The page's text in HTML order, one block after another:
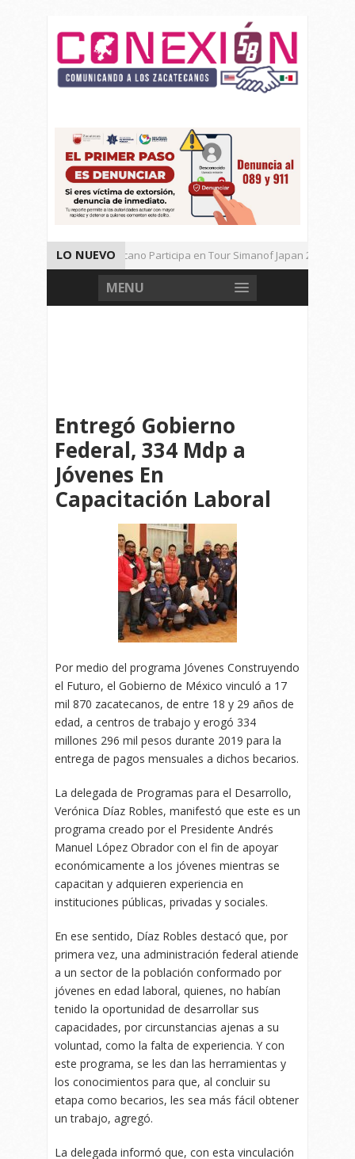
LO NUEVO
Universitario Zacatecano Participa en Tour Simanof Japan 2026
Implementa SAMA Estrategia de Reciclaje con Empresa PetStar
MENU
Entregó Gobierno
Federal, 334 Mdp a
Jóvenes En
Capacitación Laboral
Por medio del programa Jóvenes Construyendo
el Futuro, el Gobierno de México vinculó a 17
mil 870 zacatecanos, de entre 18 y 29 años de
edad, a centros de trabajo y erogó 334
millones 296 mil pesos durante 2019 para la
entrega de pagos mensuales a dichos becarios.
La delegada de Programas para el Desarrollo,
Verónica Díaz Robles, manifestó que este es un
programa creado por el Presidente Andrés
Manuel López Obrador con el fin de apoyar
económicamente a los jóvenes mientras se
capacitan y adquieren experiencia en
instituciones públicas, privadas y sociales.
En ese sentido, Díaz Robles destacó que, por
primera vez, una administración federal atiende
a un sector de la población conformado por
jóvenes en edad laboral, quienes, no habían
tenido la oportunidad de desarrollar sus
capacidades, por circunstancias ajenas a su
voluntad, como la falta de experiencia. Y con
este programa, se les dan las herramientas y
los conocimientos para que, al concluir su
etapa como becarios, les sea más fácil obtener
un trabajo, agregó.
La delegada informó que, con esta vinculación